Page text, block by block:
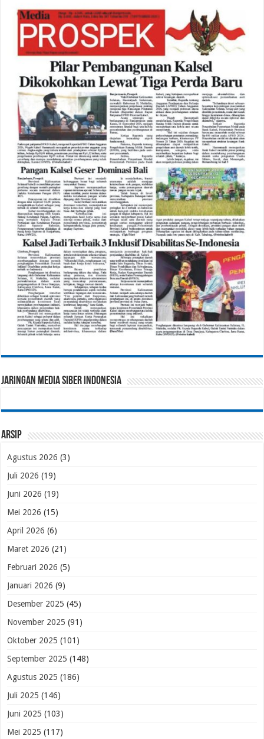
Jaringan Media Siber Indonesia
Arsip
Agustus 2026 (3)
Juli 2026 (19)
Juni 2026 (19)
Mei 2026 (15)
April 2026 (6)
Maret 2026 (21)
Februari 2026 (5)
Januari 2026 (9)
Desember 2025 (45)
November 2025 (91)
Oktober 2025 (101)
September 2025 (148)
Agustus 2025 (186)
Juli 2025 (146)
Juni 2025 (103)
Mei 2025 (117)